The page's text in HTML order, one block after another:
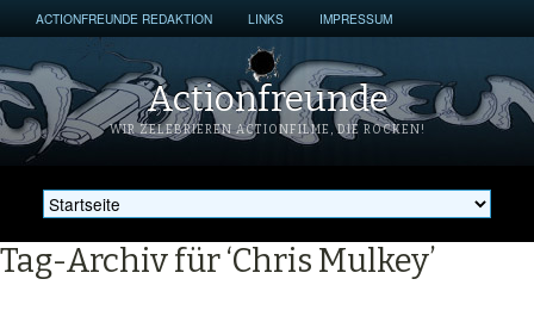
ACTIONFREUNDE REDAKTION LINKS IMPRESSUM
Actionfreunde
WIR ZELEBRIEREN ACTIONFILME, DIE ROCKEN!
Tag-Archiv für ‘Chris Mulkey’